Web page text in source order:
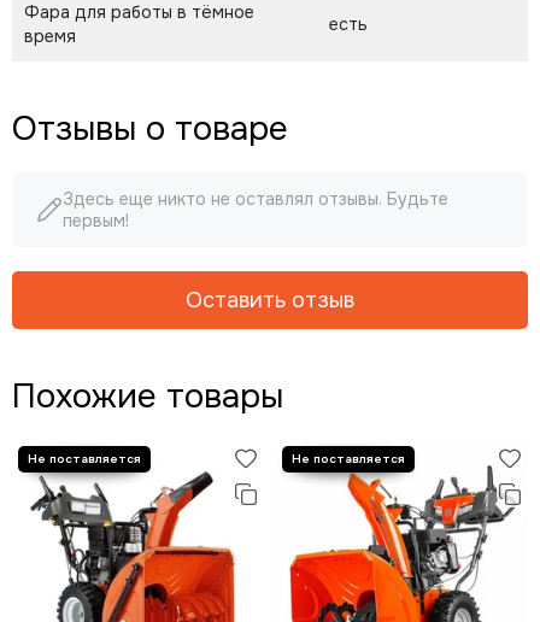
Фара для работы в тёмное
время
есть
Отзывы о товаре
Здесь еще никто не оставлял отзывы. Будьте
первым!
Оставить отзыв
Похожие товары